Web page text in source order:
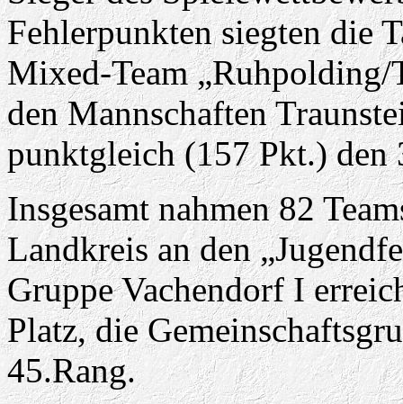
Fehlerpunkten siegten die
Mixed-Team „Ruhpolding/
den Mannschaften
punktgleich (157 Pkt.) den
Insgesamt nahmen 82
Landkreis an den
Gruppe Vachendorf I
Platz, die
45.Rang.